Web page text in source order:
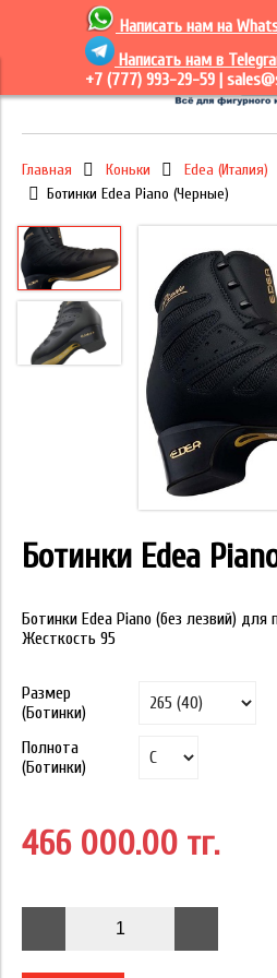
Написать нам на
Написать нам в
+7 (777) 993-29-59 |
Главная Коньки
Edea (Италия)
Ботинки Edea Piano (Черные)
Ботинки Edea
Ботинки Edea Piano (без лезвий)
Жесткость 95
Размер
(Ботинки)
Полнота
(Ботинки)
466 000.00 тг.